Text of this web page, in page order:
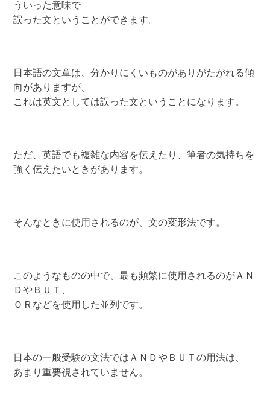
ういった意味で
誤った文ということができます。
日本語の文章は、分かりにくいものがありがたがれる傾
向がありますが、
これは英文としては誤った文ということになります。
ただ、英語でも複雑な内容を伝えたり、筆者の気持ちを
強く伝えたいときがあります。
そんなときに使用されるのが、文の変形法です。
このようなものの中で、最も頻繁に使用されるのがＡＮ
ＤやＢＵＴ、
ＯＲなどを使用した並列です。
日本の一般受験の文法ではＡＮＤやＢＵＴの用法は、
あまり重要視されていません。